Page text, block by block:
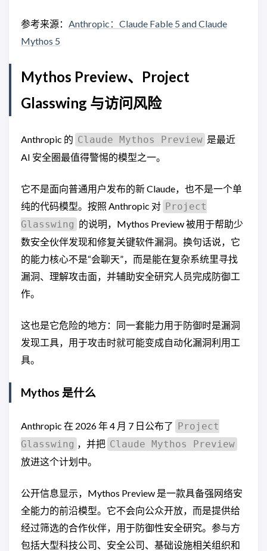
参考来源： Anthropic：Claude Fable 5 and Claude
Mythos 5
Mythos Preview、Project
Glasswing 与访问风险
Anthropic 的 Claude Mythos Preview 是最近
AI 安全圈最值得警惕的模型之一。
它不是面向普通用户发布的新 Claude，也不是一个单
纯的代码模型。按照 Anthropic 对 Project
Glasswing 的说明，Mythos Preview 被用于帮助少
数安全伙伴发现和修复关键软件漏洞。换句话说，它
的能力核心不是“会聊天”，而是能在复杂系统里寻找
漏洞、理解攻击面，并辅助安全研究人员完成防御工
作。
这也是它危险的地方：同一套能力用于防御时是漏洞
发现工具，用于攻击时就可能变成自动化漏洞利用工
具。
Mythos 是什么
Anthropic 在 2026 年 4 月 7 日公布了 Project
Glasswing ，并把 Claude Mythos Preview
放进这个计划中。
公开信息显示，Mythos Preview 是一款具备强网络安
全能力的前沿模型。它不会向公众开放，而是提供给
经过筛选的合作伙伴，用于防御性安全研究。参与方
包括大型科技公司、安全公司、基础设施相关组织和